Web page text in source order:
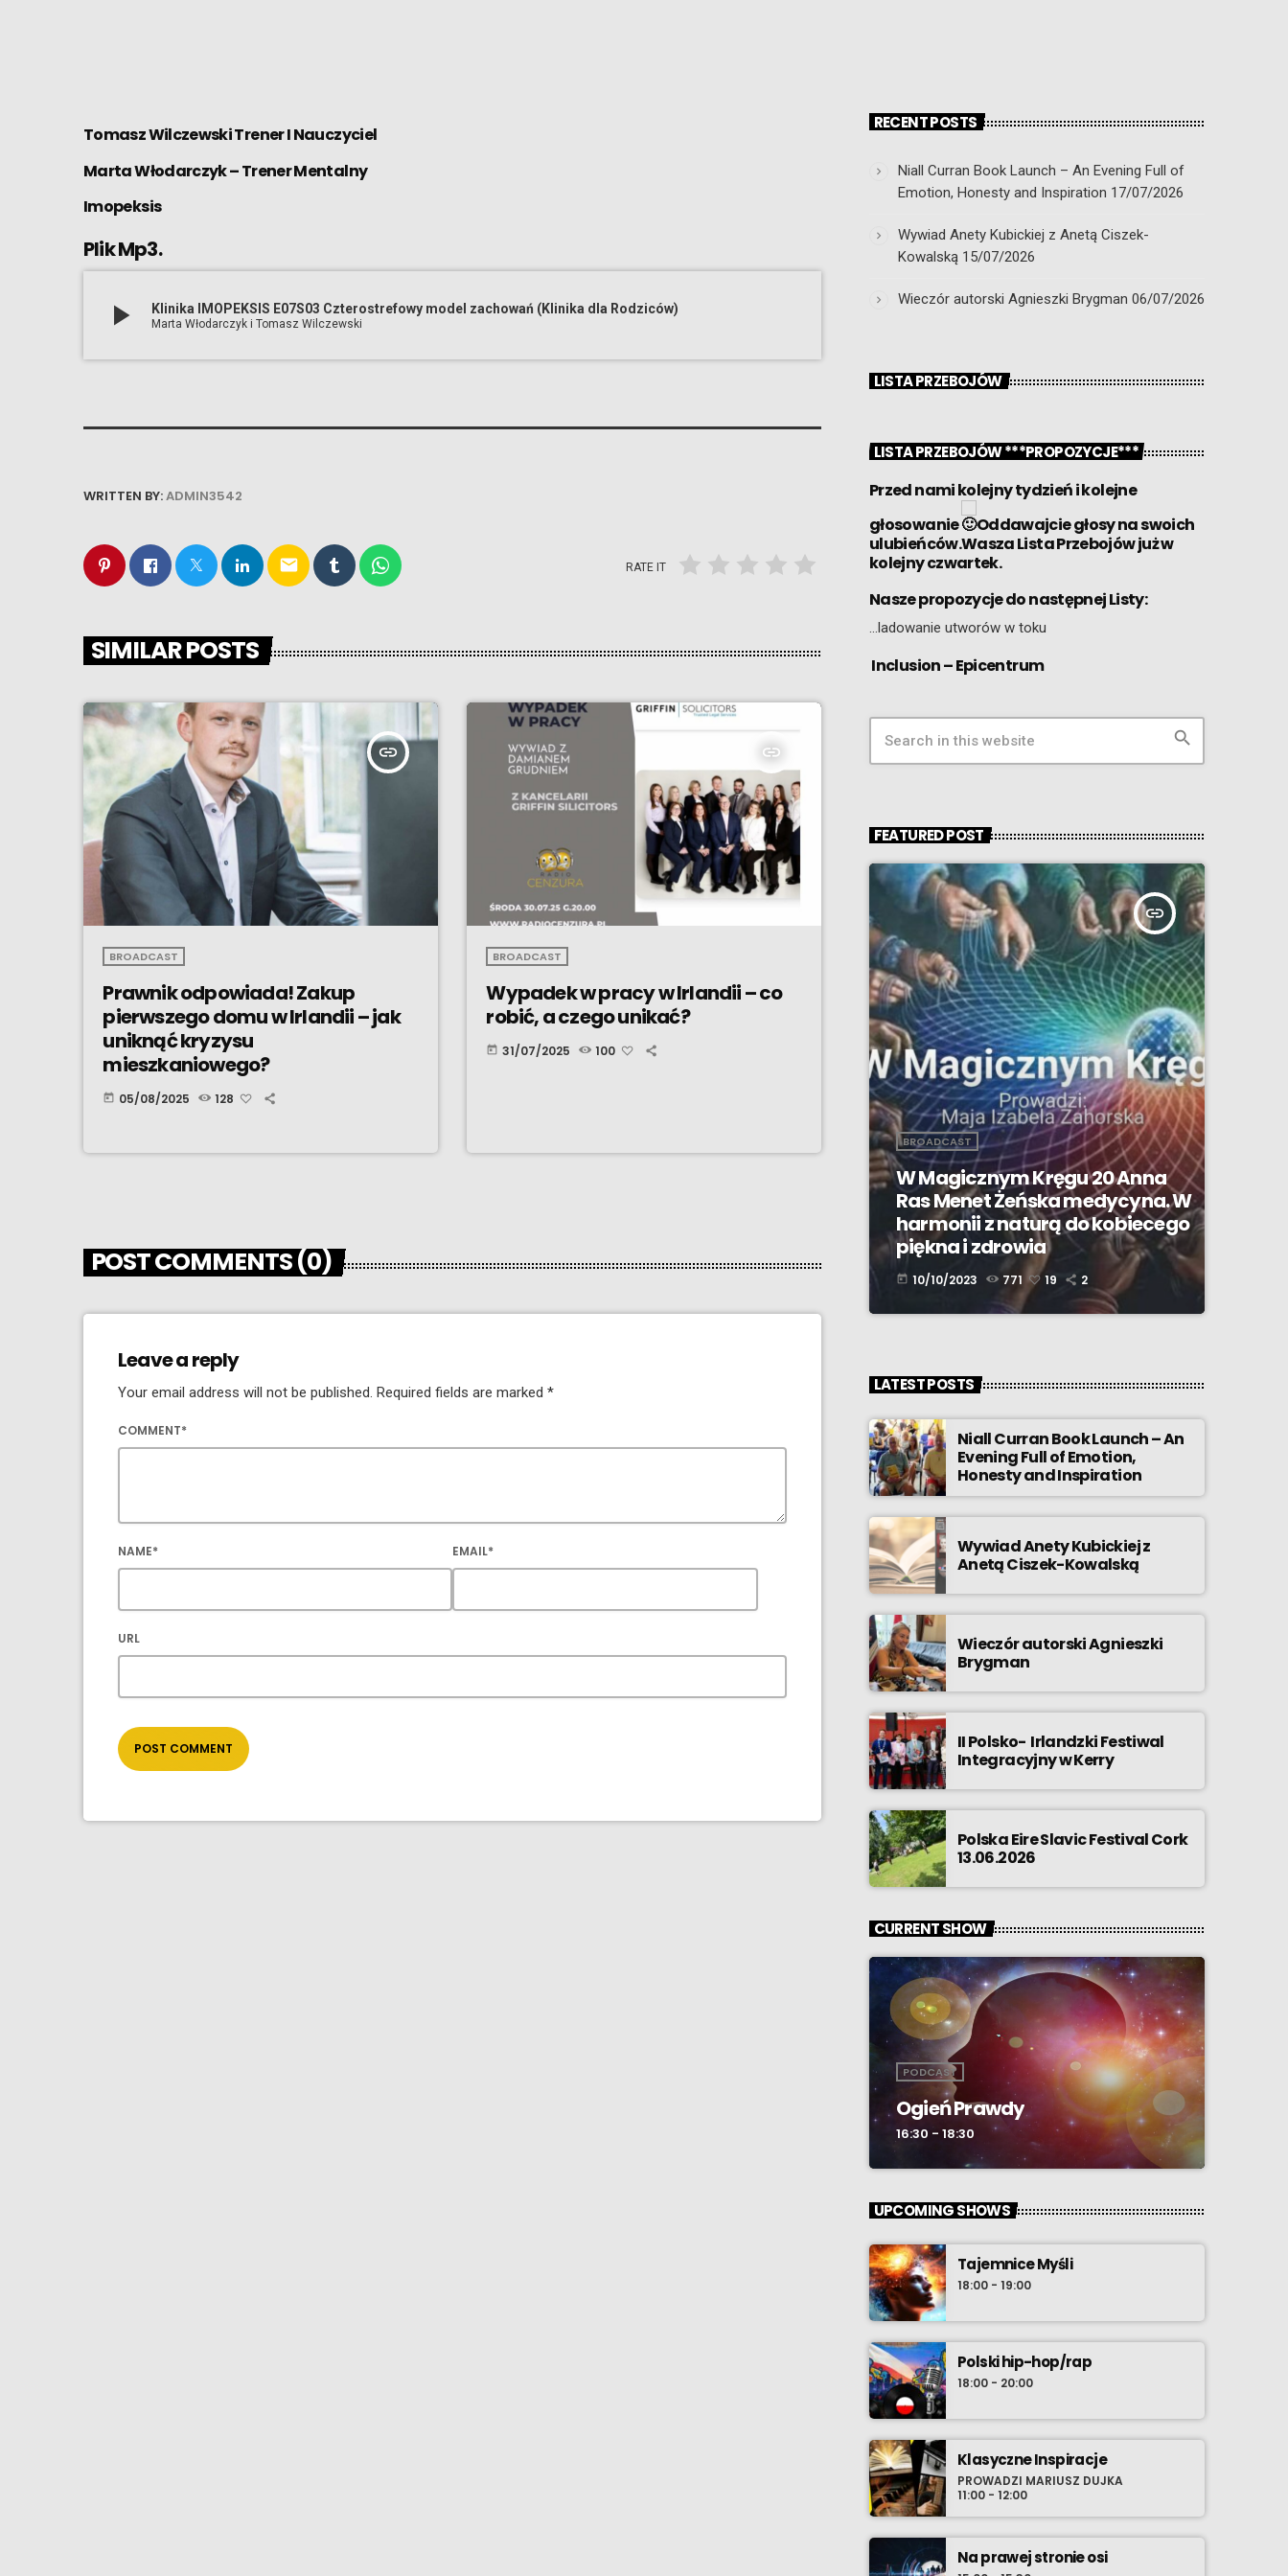
Tomasz Wilczewski Trener I Nauczyciel
Marta Włodarczyk – Trener Mentalny
Imopeksis
Plik Mp3.
play_arrow Klinika IMOPEKSIS E07S03 Czterostrefowy model zachowań (Klinika dla Rodziców)
Marta Włodarczyk i Tomasz Wilczewski
WRITTEN BY:ADMIN3542
email RATE IT
SIMILAR POSTS
insert_link
BROADCAST
Prawnik odpowiada! Zakup
pierwszego domu w Irlandii – jak
uniknąć kryzysu
mieszkaniowego?
today 05/08/2025 128
insert_link
BROADCAST
Wypadek w pracy w Irlandii – co
robić, a czego unikać?
today 31/07/2025 100
POST COMMENTS (0)
Leave a reply
Your email address will not be published. Required fields are marked *
COMMENT*
NAME* EMAIL*
URL
RECENT POSTS
Niall Curran Book Launch – An Evening Full of
Emotion, Honesty and Inspiration 17/07/2026
Wywiad Anety Kubickiej z Anetą Ciszek-
Kowalską 15/07/2026
Wieczór autorski Agnieszki Brygman 06/07/2026
LISTA PRZEBOJÓW
LISTA PRZEBOJÓW ***PROPOZYCJE***
Przed nami kolejny tydzień i kolejne
głosowanie
Oddawajcie głosy na swoich
ulubieńców.Wasza Lista Przebojów już w
kolejny czwartek.
Nasze propozycje do następnej Listy:
…ladowanie utworów w toku
Inclusion – Epicentrum
search
FEATURED POST
insert_link
BROADCAST
W Magicznym Kręgu 20 Anna
Ras Menet Żeńska medycyna. W
harmonii z naturą do kobiecego
piękna i zdrowia
today 10/10/2023 771 19 2
LATEST POSTS
Niall Curran Book Launch – An
Evening Full of Emotion,
Honesty and Inspiration
Wywiad Anety Kubickiej z
Anetą Ciszek-Kowalską
Wieczór autorski Agnieszki
Brygman
II Polsko- Irlandzki Festiwal
Integracyjny w Kerry
Polska Eire Slavic Festival Cork
13.06.2026
CURRENT SHOW
PODCAST
Ogień Prawdy
16:30 - 18:30
UPCOMING SHOWS
Tajemnice Myśli
18:00 - 19:00
Polski hip-hop/rap
18:00 - 20:00
Klasyczne Inspiracje
PROWADZI MARIUSZ DUJKA
11:00 - 12:00
Na prawej stronie osi